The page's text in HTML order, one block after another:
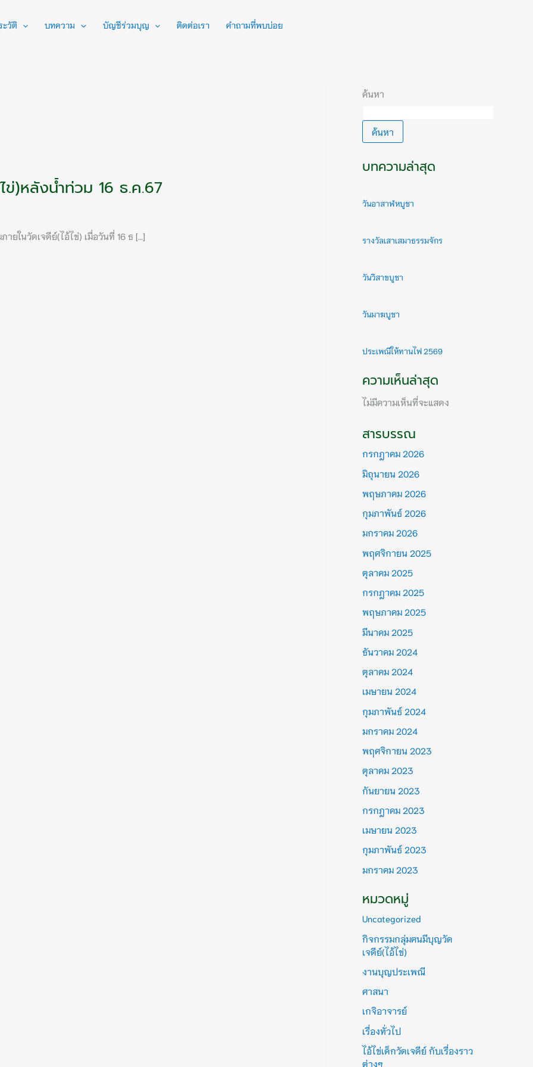
ะวัติ บทความ บัญชีร่วมบุญ ติดต่อเรา คำถามที่พบบ่อย
ข่)หลังน้ำท่วม 16 ธ.ค.67
ยในวัดเจดีย์(ไอ้ไข่) เมื่อวันที่ 16 ธ […]
ค้นหา
ค้นหา
บทความล่าสุด
วันอาสาฬหบูชา
รางวัลเสาเสมาธรรมจักร
วันวิสาขบูชา
วันมาฆบูชา
ประเพณีให้ทานไฟ 2569
ความเห็นล่าสุด
ไม่มีความเห็นที่จะแสดง
สารบรรณ
กรกฎาคม 2026
มิถุนายน 2026
พฤษภาคม 2026
กุมภาพันธ์ 2026
มกราคม 2026
พฤศจิกายน 2025
ตุลาคม 2025
กรกฎาคม 2025
พฤษภาคม 2025
มีนาคม 2025
ธันวาคม 2024
ตุลาคม 2024
เมษายน 2024
กุมภาพันธ์ 2024
มกราคม 2024
พฤศจิกายน 2023
ตุลาคม 2023
กันยายน 2023
กรกฎาคม 2023
เมษายน 2023
กุมภาพันธ์ 2023
มกราคม 2023
หมวดหมู่
Uncategorized
กิจกรรมกลุ่มฅนมีบุญวัด
เจดีย์(ไอ้ไข่)
งานบุญประเพณี
ศาสนา
เกจิอาจารย์
เรื่องทั่วไป
ไอ้ไข่เด็กวัดเจดีย์ กับเรื่องราว
ต่างๆ